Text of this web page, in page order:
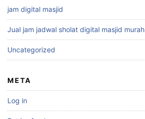
jam digital masjid
Jual jam jadwal sholat digital masjid murah
Uncategorized
META
Log in